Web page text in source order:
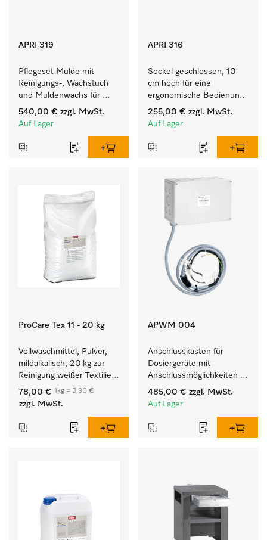
APRI 319
Pflegeset Mulde mit
Reinigungs-, Wachstuch
und Muldenwachs für
eine optimale
Muldenpflege.
540,00 € zzgl. MwSt.
Auf Lager
APRI 316
Sockel geschlossen, 10
cm hoch für eine
ergonomische Bedienung
der Mangel.
255,00 € zzgl. MwSt.
Auf Lager
ProCare Tex 11 - 20 kg
Vollwaschmittel, Pulver,
mildalkalisch, 20 kg zur
Reinigung weißer Textilien
und farbechter
Buntwäsche.
78,00 € 1kg = 3,90 €
zzgl. MwSt.
APWM 004
Anschlusskasten für
Dosiergeräte mit
Anschlussmöglichkeiten
für maximal 6
Dosierpumpen.
485,00 € zzgl. MwSt.
Auf Lager